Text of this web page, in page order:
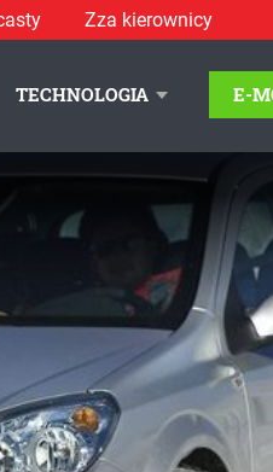
Zza kierownicy
TECHNOLOGIA E-